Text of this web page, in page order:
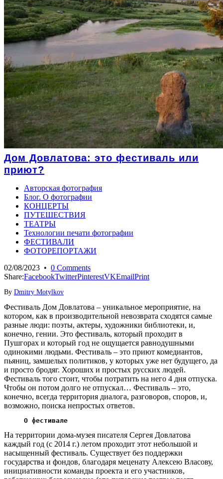
Дом Довлатова: это фестиваль или
приют?
Авторская фотография
Блог. О фотографии
КОНЦЕРТЫ
ПУТЕШЕСТВИЯ
ТЕАТРЫ
Технологии печати фотографии
ФЕСТИВАЛИ
ФОТОРЕПОРТАЖИ
02/08/2023 • 0 Comments
Share:FacebookTwitterPinterestVKEmailPrint
By Dmitry Motylkov
Фестиваль Дом Довлатова – уникальное мероприятие, на
котором, как в производительной невозврата сходятся самые
разные люди: поэты, актеры, художники библиотеки, и,
конечно, гении. Это фестиваль, который проходит в
Пушгорах и который год не ощущается равнодушными
одинокими людьми. Фестиваль – это приют комедиантов,
пьяниц, замшелых политиков, у которых уже нет будущего, да
и просто бродяг. Хороших и простых русских людей.
Фестиваль того стоит, чтобы потратить на него 4 дня отпуска.
Чтобы он потом долго не отпускал… Фестиваль – это,
конечно, всегда территория диалога, разговоров, споров, и,
возможно, поиска непростых ответов.
О фестивале
На территории дома-музея писателя Сергея Довлатова
каждый год (с 2014 г.) летом проходит этот небольшой и
насыщенный фестиваль. Существует без поддержки
государства и фондов, благодаря меценату Алексею Власову,
инициативности команды проекта и его участников,